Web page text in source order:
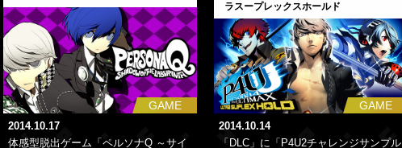
GAME
2014.10.17
体感型脱出ゲーム「ペルソナQ ～サイ
ラスープレックスホールド
GAME
2014.10.14
「DLC」に「P4U2チャレンジサンプル